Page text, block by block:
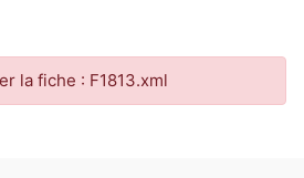
la fiche : F1813.xml